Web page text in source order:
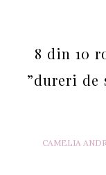
8 din 10
”dureri de
CAMELIA